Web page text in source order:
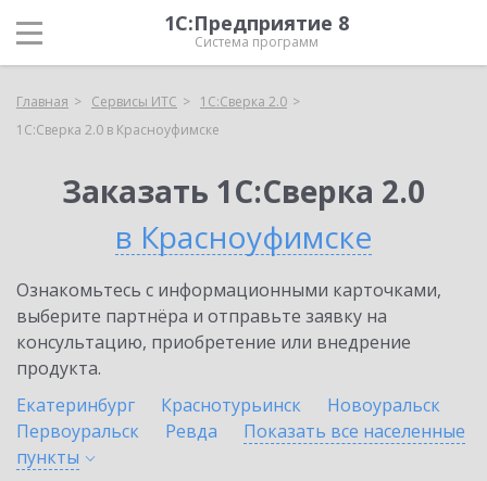
1С:Предприятие 8
Система программ
Главная Сервисы ИТС
1С:Сверка 2.0
1С:Сверка 2.0 в Красноуфимске
Заказать 1С:Сверка 2.0
в Красноуфимске
Ознакомьтесь с информационными карточками,
выберите партнёра и отправьте заявку на
консультацию, приобретение или внедрение
продукта.
Екатеринбург
Краснотурьинск
Новоуральск
Первоуральск
Ревда
Показать все населенные
пункты